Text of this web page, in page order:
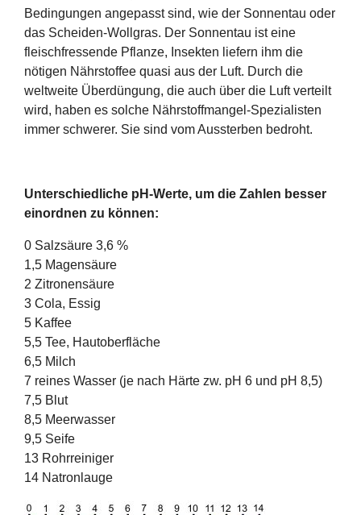
Bedingungen angepasst sind, wie der Sonnentau oder
das Scheiden-Wollgras. Der Sonnentau ist eine
fleischfressende Pflanze, Insekten liefern ihm die
nötigen Nährstoffee quasi aus der Luft. Durch die
weltweite Überdüngung, die auch über die Luft verteilt
wird, haben es solche Nährstoffmangel-Spezialisten
immer schwerer. Sie sind vom Aussterben bedroht.
Unterschiedliche pH-Werte, um die Zahlen besser
einordnen zu können:
0 Salzsäure 3,6 %
1,5 Magensäure
2 Zitronensäure
3 Cola, Essig
5 Kaffee
5,5 Tee, Hautoberfläche
6,5 Milch
7 reines Wasser (je nach Härte zw. pH 6 und pH 8,5)
7,5 Blut
8,5 Meerwasser
9,5 Seife
13 Rohrreiniger
14 Natronlauge